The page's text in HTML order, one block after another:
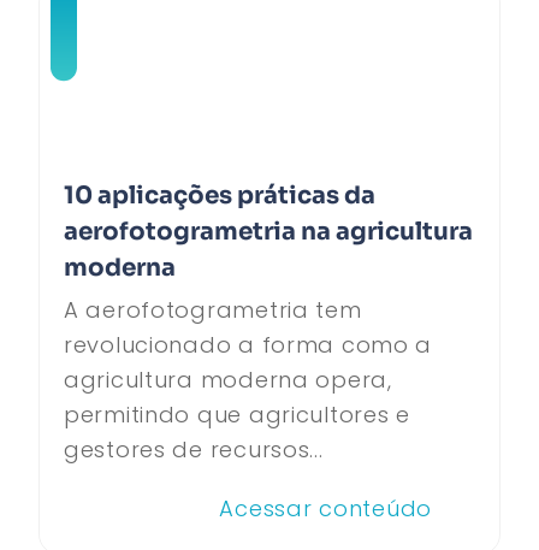
10 aplicações práticas da
aerofotogrametria na agricultura
moderna
A aerofotogrametria tem
revolucionado a forma como a
agricultura moderna opera,
permitindo que agricultores e
gestores de recursos...
Acessar conteúdo